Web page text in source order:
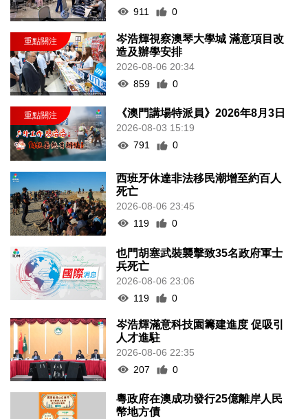
911 0
岑浩輝視察澳琴大學城 滿意項目改
造及辦學安排
2026-08-06 20:34
859
0
《澳門講場特派員》2026年8月3日
2026-08-03 15:19
791
0
西班牙休達非法移民潮增至約百人
死亡
2026-08-06 23:45
119
0
也門胡塞武裝襲擊致35名政府軍士
兵死亡
2026-08-06 23:06
119
0
岑浩輝滿意科技園籌建進度 促吸引
人才進駐
2026-08-06 22:35
207
0
粵政府在澳成功發行25億離岸人民
幣地方債